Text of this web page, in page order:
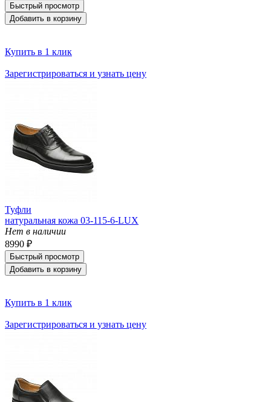
Быстрый просмотр
Добавить в корзину
Купить в 1 клик
Зарегистрироваться и узнать цену
Туфли
натуральная кожа 03-115-6-LUX
Нет в наличии
8990 ₽
Быстрый просмотр
Добавить в корзину
Купить в 1 клик
Зарегистрироваться и узнать цену